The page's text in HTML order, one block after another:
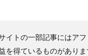
イトの一部記事にはアフ
を得ているものがありま